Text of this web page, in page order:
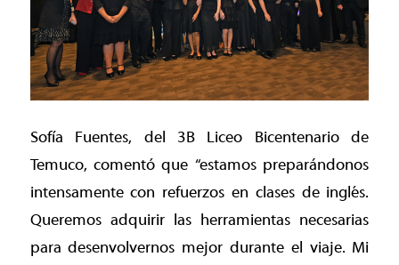
Sofía Fuentes, del 3B Liceo Bicentenario de
Temuco, comentó que “estamos preparándonos
intensamente con refuerzos en clases de inglés.
Queremos adquirir las herramientas necesarias
para desenvolvernos mejor durante el viaje. Mi